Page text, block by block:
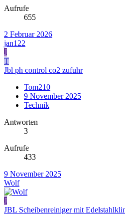
Aufrufe
655
2 Februar 2026
jan122
J
T
Jbl ph control co2 zufuhr
Tom210
9 November 2025
Technik
Antworten
3
Aufrufe
433
9 November 2025
Wolf
J
JBL Scheibenreiniger mit